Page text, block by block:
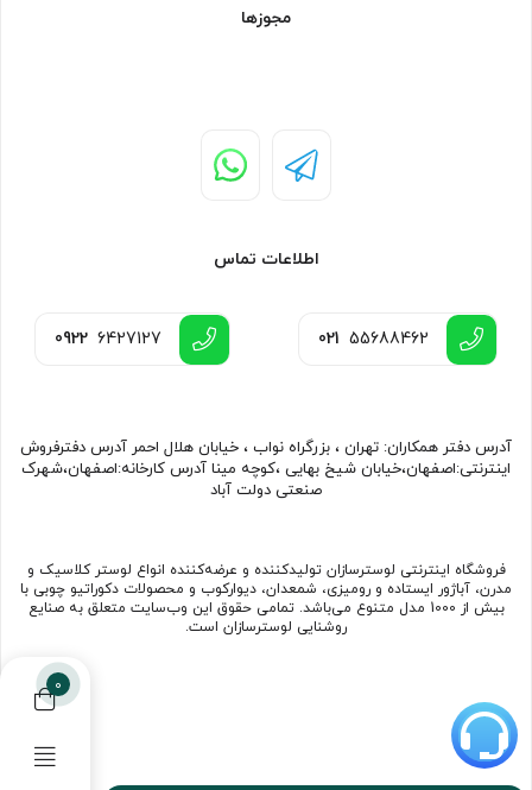
0
مجوزها
اطلاعات تماس
021 55688462
0922 6427127
آدرس دفتر همکاران: تهران ، بزرگراه نواب ، خیابان هلال احمر آدرس دفترفروش
اینترنتی:اصفهان،خیابان شیخ بهایی ،کوچه مینا آدرس کارخانه:اصفهان،شهرک
صنعتی دولت آباد
فروشگاه اینترنتی لوسترسازان تولیدکننده و عرضه‌کننده انواع لوستر کلاسیک و
مدرن، آباژور ایستاده و رومیزی، شمعدان، دیوارکوب و محصولات دکوراتیو چوبی با
بیش از 1000 مدل متنوع می‌باشد. تمامی حقوق این وب‌سایت متعلق به صنایع
روشنایی لوسترسازان است.